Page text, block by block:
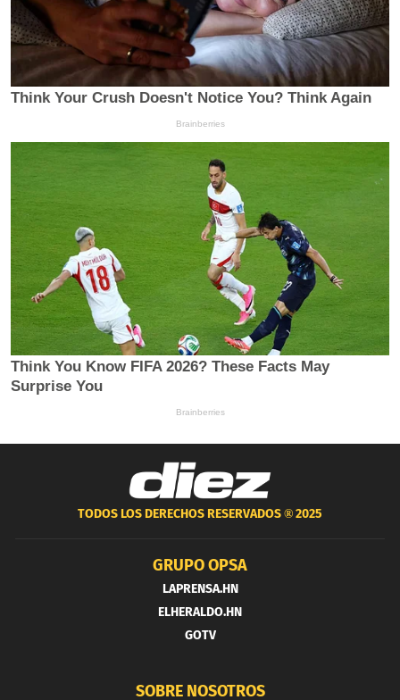
TODOS LOS DERECHOS RESERVADOS ®2025
GRUPO OPSA
LAPRENSA.HN
ELHERALDO.HN
GOTV
SOBRE NOSOTROS